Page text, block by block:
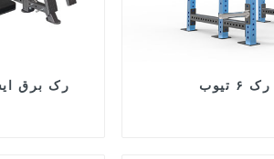
رک برق تیوب